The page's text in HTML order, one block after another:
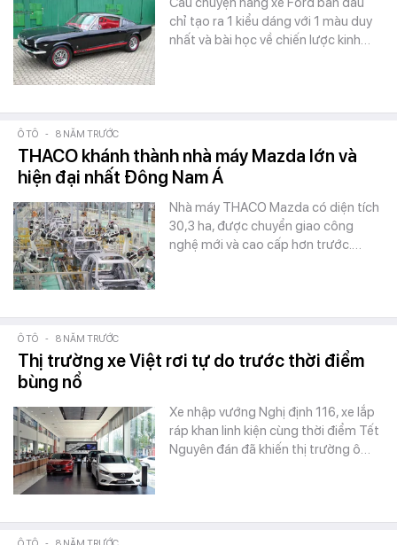
chỉ tạo ra 1 kiểu dáng với 1 màu duy
nhất và bài học về chiến lược kinh…
Ô TÔ - 8 NĂM TRƯỚC
THACO khánh thành nhà máy Mazda lớn và
hiện đại nhất Đông Nam Á
Nhà máy THACO Mazda có diện tích
30,3 ha, được chuyển giao công
nghệ mới và cao cấp hơn trước.…
Ô TÔ - 8 NĂM TRƯỚC
Thị trường xe Việt rơi tự do trước thời điểm
bùng nổ
Xe nhập vướng Nghị định 116, xe lắp
ráp khan linh kiện cùng thời điểm Tết
Nguyên đán đã khiến thị trường ô…